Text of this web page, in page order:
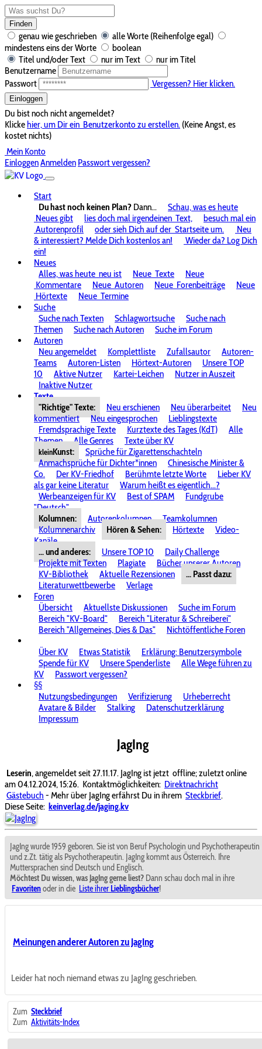
Finden
genau wie geschrieben
alle Worte (Reihenfolge egal)
mindestens eins der Worte
boolean
Titel und/oder Text
nur im Text
nur im Titel
Benutzername
Passwort
Vergessen? Hier klicken.
Einloggen
Du bist noch nicht angemeldet?
Klickehier, um Dir ein Benutzerkonto zu erstellen. (Keine Angst, es
kostet nichts)
Mein Konto
EinloggenAnmelden Passwort vergessen?
Start
Du hast noch keinen Plan? Dann...
Schau, was es heute
Neues gibt
lies doch mal irgendeinen Text,
besuch mal ein
Autorenprofil
oder sieh Dich auf der Startseite um.
Neu
& interessiert? Melde Dich kostenlos an!
Wieder da? Log Dich
ein!
Neues
Alles, was heute neu ist Neue Texte
Neue
Kommentare
Neue Autoren Neue Forenbeiträge
Neue
Hörtexte
Neue Termine
Suche
Suche nach Texten
Schlagwortsuche
Suche nach
Themen
Suche nach Autoren
Suche im Forum
Autoren
Neu angemeldet
Komplettliste Zufallsautor
Autoren-
Teams
Autoren-Listen Hörtext-Autoren
Unsere TOP
10
Aktive Nutzer Kartei-Leichen
Nutzer in Auszeit
Inaktive Nutzer
Texte
"Richtige" Texte:
Neu erschienen Neu überarbeitet
Neu
kommentiert
Neu eingesprochen
Lieblingstexte
Fremdsprachige Texte
Kurztexte des Tages (KdT)
Alle
Themen
Alle Genres Texte über KV
kleinKunst:
Sprüche für Zigarettenschachteln
Anmachsprüche für Dichter*innen
Chinesische Minister &
Co.
Der KV-Friedhof Berühmte letzte Worte
Lieber KV
als gar keine Literatur
Warum heißt es eigentlich...?
Werbeanzeigen für KV
Best of SPAM
Fundgrube
"Deutsch"
Kolumnen:
Autorenkolumnen
Teamkolumnen
Kolumnenarchiv
Hören & Sehen: Hörtexte
Video-
Kanäle
... und anderes:
Unsere TOP 10
Daily Challenge
Projekte mit Texten
Plagiate
Bücher unserer Autoren
KV-Bibliothek
Aktuelle Rezensionen
... Passt dazu:
Literaturwettbewerbe
Verlage
Foren
Übersicht
Aktuellste Diskussionen
Suche im Forum
Bereich "KV-Board"
Bereich "Literatur & Schreiberei"
Bereich "Allgemeines, Dies & Das"
Nichtöffentliche Foren
Über KV
Etwas Statistik
Erklärung: Benutzersymbole
Spende für KV
Unsere Spenderliste
Alle Wege führen zu
KV
Passwort vergessen?
§§
Nutzungsbedingungen
Verifizierung
Urheberrecht
Avatare & Bilder
Stalking
Datenschutzerklärung
Impressum
JagIng
Leserin, angemeldet seit 27.11.17. JagIng ist jetzt offline; zuletzt online
am 04.12.2024, 15:26. Kontaktmöglichkeiten: Direktnachricht
Gästebuch - Mehr über JagIng erfährst Du in ihrem Steckbrief.
Diese Seite: keinverlag.de/jaging.kv
JagIng wurde 1959 geboren. Sie ist von Beruf Psychologin und Psychotherapeutin
und z.Zt. tätig als Psychotherapeutin. JagIng kommt aus Österreich. Ihre
Muttersprachen sind Deutsch und Englisch.
Möchtest Du wissen, was JagIng gerne liest? Dann schau doch mal in ihre
Favoritenoder in die Liste ihrer Lieblingsbücher!
Meinungen anderer Autoren zu JagIng
Leider hat noch niemand etwas zu JagIng geschrieben.
Zum Steckbrief
Zum Aktivitäts-Index